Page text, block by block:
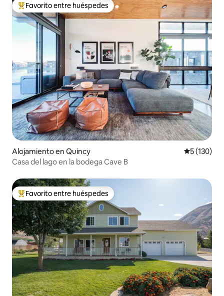
Favorito entre huéspedes preferido
Favorito entre huéspedes
Alojamiento en Quincy
5 (130)
Casa del lago en la bodega Cave B
Favorito entre huéspedes preferido
Favorito entre huéspedes